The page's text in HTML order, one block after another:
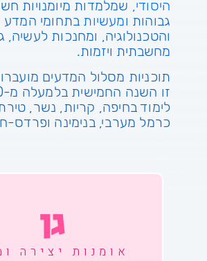
היסודי, שמלמדות מיומנויות
גבוהות ומעשיות בתחומי המדע
והטכנולוגיה, ומחנכות לעשיה,
מחשבתית ויזמות.
תוכניות מסלול המדעים
לימוד בחיפה, קריות, נשר,
כרמל מערבי, בנימינה ופרדס-
גן
אומנות יצירה